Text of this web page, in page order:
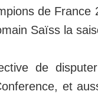
de
Saïss la
de
et